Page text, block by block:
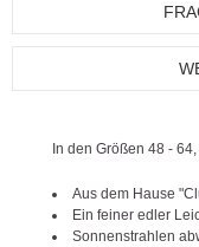
In den Größen 48 -
Aus dem Hause
Ein feiner edler
Sonnenstrahlen